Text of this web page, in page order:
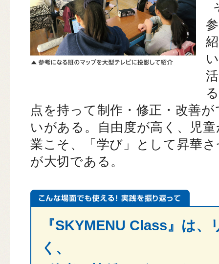
点を持って制作・修正・改善
いがある。自由度が高く、児
業こそ、「学び」として昇華
が大切である。
『SKYMENU Class』は
く、